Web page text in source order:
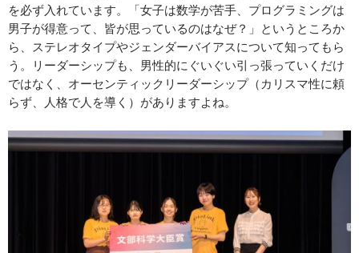
を必ず入れています。「女子は数学が苦手、プログラミングは
男子が得意って、皆が思っているのはなぜ？」というところか
ら、ステレオタイプやジェンダーバイアスについて知ってもら
う。リーダーシップも、男性的にぐいぐい引っ張っていくだけ
ではなく、オーセンティックリーダーシップ（カリスマ性に頼
らず、人格で人を導く）がありますよね。